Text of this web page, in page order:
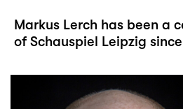
Markus Lerch has been a
of Schauspiel Leipzig